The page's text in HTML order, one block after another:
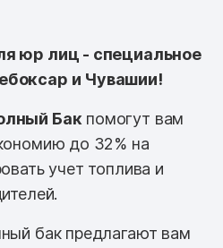
юр лиц - специальное
и Чувашии!
Бак помогут вам
до 32% на
учет топлива и
бак предлагают вам